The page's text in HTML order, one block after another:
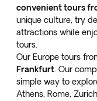
convenient tours
unique culture, try
attractions while
tours.
Our Europe tours
Frankfurt . Our
simple way to
Athens, Rome,